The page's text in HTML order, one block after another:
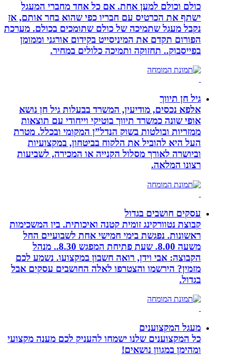
כולם וכולם למען אחת. אם כל אחד מחברי המעגל
ישתף את הכרטיס עם חבריו כפי שהוא בחר אותם, אז
נקבל מעגל שתמיכה של כולם שתומכים בכולם. מערכת
הפורום תקדם את המיניסייט בקידום אורגני וממומן
בפייסבוק.. תחזוקה ותמיכה כלולים במחיר.
גיל חן תיווך
אלפא נכסים, מודיעין, המשרד בבעלות גיל חן נושא
אופי שונה כמשרד תיווך בוטיקי וייחודי עם תוצאות
ממזריות ובולטות בשוק הנדל”ן המקומי ובכלל. מטרת
העל היא להוביל את הלקוח בביטחון, במקצועיות
וביושרה לאורך מסלול הקנייה או המכירה, לשביעות
רצונו המלאה.
עסקים חושבים בגדול
קבוצת נטוורקינג זומית קטנה ואיכותית. בין המשכימות
ראשונות. נפגשת בימי חמישי אחת לשבועיים החל
משעה 8.00. שעת פתיחת המפגש 8.30.. מנהל
הקבוצה: אבי וידן, רואה חשבון במקצועו. נשמע לכם
מזמין? הירשמו והצטרפו לאלה החושבים עסקים אבל
בגדול.
מעגל המקצוענים
כל המקצוענים שלנו ישמחו להעניק לכם מענה מקצועי
ומהימן במגוון נושאים!